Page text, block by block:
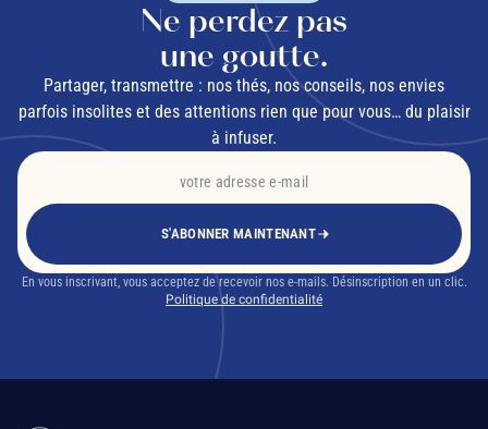
Ne perdez pas
une goutte.
Partager, transmettre : nos thés, nos conseils, nos envies
parfois insolites et des attentions rien que pour vous… du plaisir
à infuser.
S'ABONNER MAINTENANT
En vous inscrivant, vous acceptez de recevoir nos e-mails. Désinscription en un clic.
Politique de confidentialité